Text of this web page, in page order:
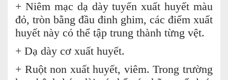
+ Niêm mạc dạ dày tuyến xuất huyết màu
đỏ, tròn bằng đầu đinh ghim, các điểm xuất
huyết này có thể tập trung thành từng vệt.
+ Dạ dày cơ xuất huyết.
+ Ruột non xuất huyết, viêm. Trong trường